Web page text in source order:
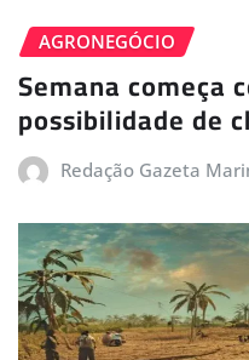
AGRONEGÓCIO
Semana começa
possibilidade de
Redação Gazeta